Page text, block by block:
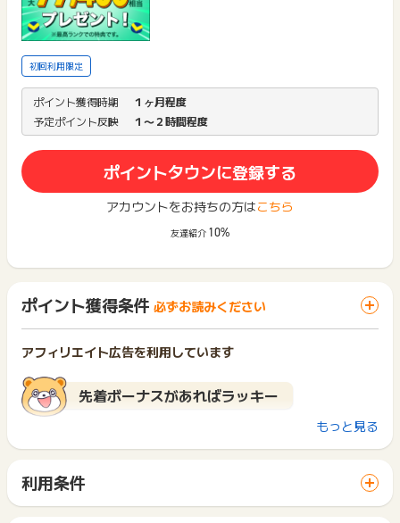
初回利用限定
ポイント獲得時期
１ヶ月程度
予定ポイント反映
１〜２時間程度
ポイントタウンに登録する
アカウントをお持ちの方はこちら
友達紹介 10%
ポイント獲得条件 必ずお読みください
アフィリエイト広告を利用しています
先着ボーナスがあればラッキー
こちら から
※ボーナス実施中の場合、ボーナス報酬と残り件数が表示されま
※ボーナスポイント分は友達紹介・キャンペーンのカウント対象
外です※
もっと見る
利用条件